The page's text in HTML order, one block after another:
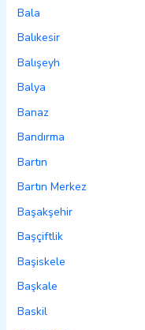
Bala
Balıkesir
Balışeyh
Balya
Banaz
Bandırma
Bartın
Bartın Merkez
Başakşehir
Başçiftlik
Başiskele
Başkale
Baskil